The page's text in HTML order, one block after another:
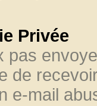
Privée
pas
de
e-mail